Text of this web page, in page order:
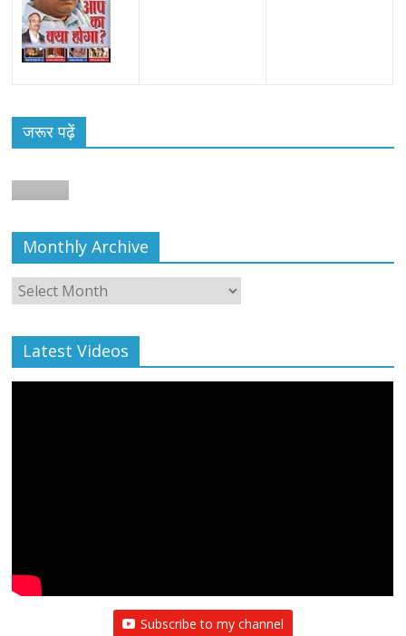
जरूर पढ़ें
Monthly Archive
Monthly
Archive
Latest Videos
Subscribe to my channel